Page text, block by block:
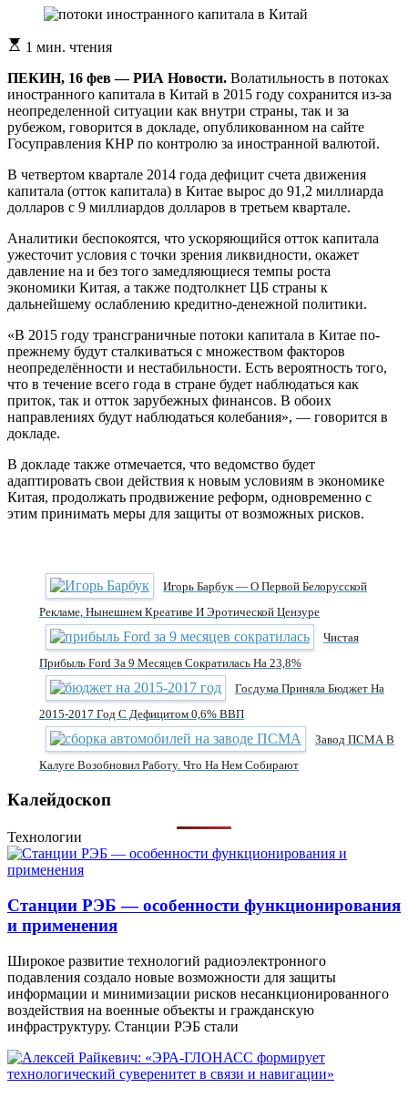
Расчетное
чтения
1 мин. чтения
ПЕКИН, 16 фев — РИА Новости. Волатильность в потоках
иностранного капитала в Китай в 2015 году сохранится из-за
неопределенной ситуации как внутри страны, так и за
рубежом, говорится в докладе, опубликованном на сайте
Госуправления КНР по контролю за иностранной валютой.
В четвертом квартале 2014 года дефицит счета движения
капитала (отток капитала) в Китае вырос до 91,2 миллиарда
долларов с 9 миллиардов долларов в третьем квартале.
Аналитики беспокоятся, что ускоряющийся отток капитала
ужесточит условия с точки зрения ликвидности, окажет
давление на и без того замедляющиеся темпы роста
экономики Китая, а также подтолкнет ЦБ страны к
дальнейшему ослаблению кредитно-денежной политики.
«В 2015 году трансграничные потоки капитала в Китае по-
прежнему будут сталкиваться с множеством факторов
неопределённости и нестабильности. Есть вероятность того,
что в течение всего года в стране будет наблюдаться как
приток, так и отток зарубежных финансов. В обоих
направлениях будут наблюдаться колебания», — говорится в
докладе.
В докладе также отмечается, что ведомство будет
адаптировать свои действия к новым условиям в экономике
Китая, продолжать продвижение реформ, одновременно с
этим принимать меры для защиты от возможных рисков.
Игорь Барбук — О Первой Белорусской
Рекламе, Нынешнем Креативе И Эротической Цензуре
Чистая
Прибыль Ford За 9 Месяцев Сократилась На 23,8%
Госдума Приняла Бюджет На
2015-2017 Год С Дефицитом 0,6% ВВП
Завод ПСМА В
Калуге Возобновил Работу. Что На Нем Собирают
Калейдоскоп
Технологии
Станции РЭБ — особенности функционирования
и применения
Широкое развитие технологий радиоэлектронного
подавления создало новые возможности для защиты
информации и минимизации рисков несанкционированного
воздействия на военные объекты и гражданскую
инфраструктуру. Станции РЭБ стали